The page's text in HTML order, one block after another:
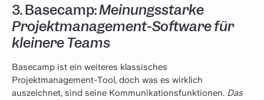
3. Basecamp:Meinungsstarke
Projektmanagement-Software für
kleinere Teams
Basecamp ist ein weiteres klassisches
Projektmanagement-Tool, doch was es wirklich
auszeichnet, sind seine Kommunikationsfunktionen. Das